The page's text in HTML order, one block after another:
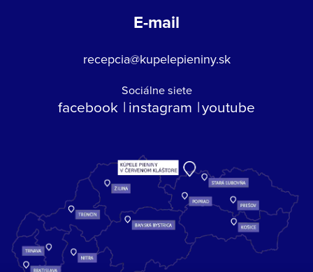
E-mail
recepcia@kupelepieniny.sk
Sociálne siete
facebook instagram youtube